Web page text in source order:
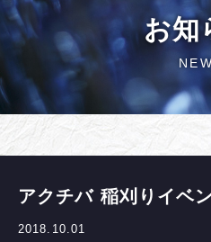
お知
アクチバ 稲刈りイベ
2018.10.01